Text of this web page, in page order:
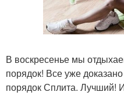
В воскресенье мы
порядок! Все уже
порядок Сплита. Лучший!